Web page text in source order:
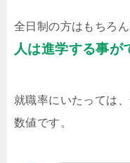
全日制の方はもちろ
人は進学する事が
就職率にいたっては
数値です。